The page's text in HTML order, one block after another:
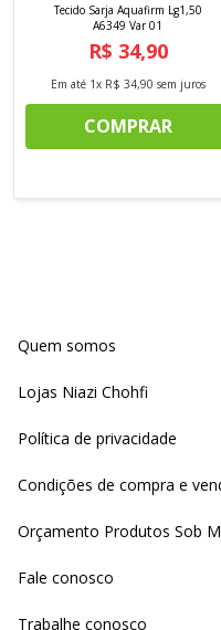
Tecido Sarja Aquafirm Lg1,50
A6349 Var 01
R$ 34,90
Em até 1x R$ 34,90 sem juros
COMPRAR
Quem somos
Lojas Niazi Chohfi
Política de privacidade
Condições de compra e
Orçamento Produtos Sob
Fale conosco
Trabalhe conosco